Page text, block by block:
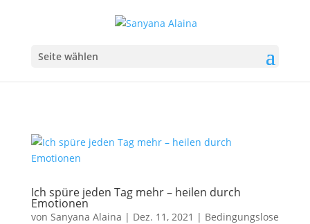
Seite wählen
Ich spüre jeden Tag mehr – heilen durch
Emotionen
von Sanyana Alaina | Dez. 11, 2021 | Bedingungslose